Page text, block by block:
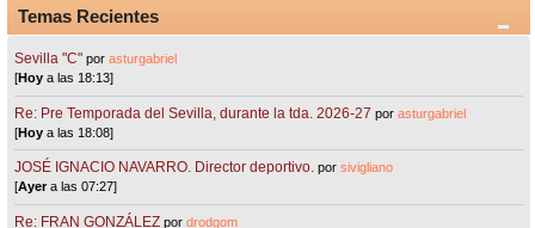
Temas Recientes
Sevilla "C"porasturgabriel
[Hoy a las 18:13]
Re: Pre Temporada del Sevilla, durante la tda. 2026-27 porasturgabriel
[Hoy a las 18:08]
JOSÉ IGNACIO NAVARRO. Director deportivo. porsivigliano
[Ayera las 07:27]
Re: FRAN GONZÁLEZ pordrodgom